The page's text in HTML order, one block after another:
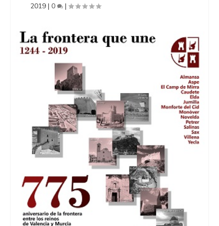
2019 |0 |